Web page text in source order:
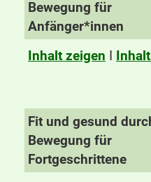
Bewegung für
Anfänger*innen
Inhalt zeigen I
Fit und gesund
Bewegung für
Fortgeschrittene